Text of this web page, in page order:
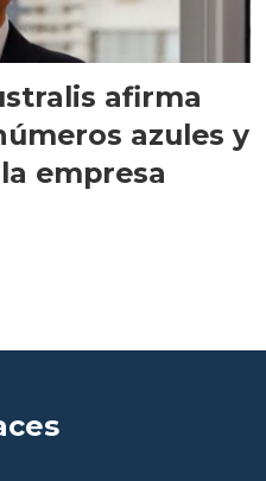
afirma
azules y
empresa